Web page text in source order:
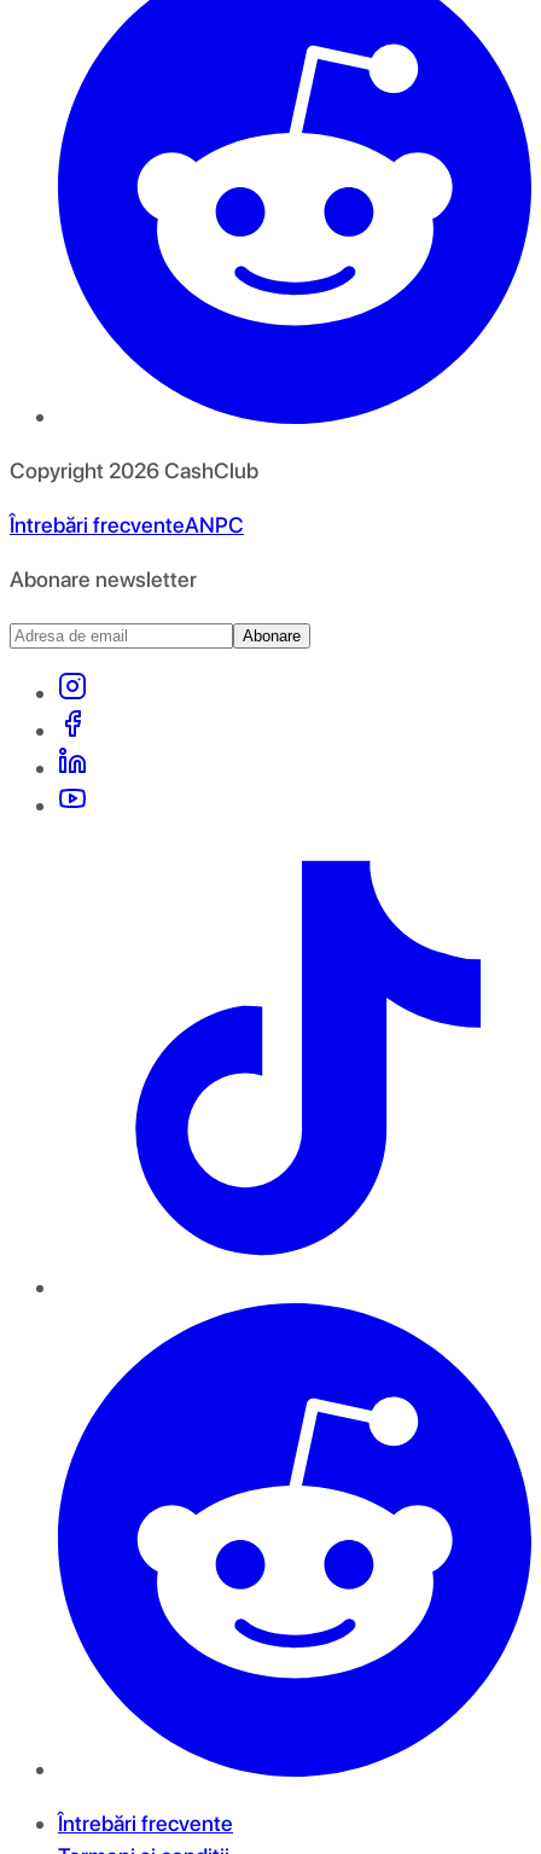
Copyright 2026CashClub
Întrebări frecventeANPC
Abonare newsletter
Abonare
Întrebări frecvente